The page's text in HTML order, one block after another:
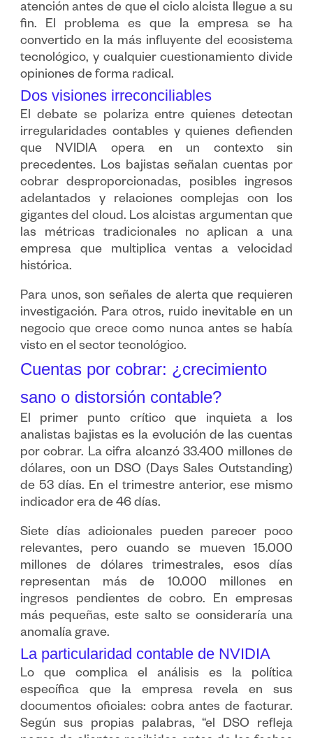
atención antes de que el ciclo alcista llegue a su
fin. El problema es que la empresa se ha
convertido en la más influyente del ecosistema
tecnológico, y cualquier cuestionamiento divide
opiniones de forma radical.
Dos visiones irreconciliables
El debate se polariza entre quienes detectan
irregularidades contables y quienes defienden
que NVIDIA opera en un contexto sin
precedentes. Los bajistas señalan cuentas por
cobrar desproporcionadas, posibles ingresos
adelantados y relaciones complejas con los
gigantes del cloud. Los alcistas argumentan que
las métricas tradicionales no aplican a una
empresa que multiplica ventas a velocidad
histórica.
Para unos, son señales de alerta que requieren
investigación. Para otros, ruido inevitable en un
negocio que crece como nunca antes se había
visto en el sector tecnológico.
Cuentas por cobrar: ¿crecimiento
sano o distorsión contable?
El primer punto crítico que inquieta a los
analistas bajistas es la evolución de las cuentas
por cobrar. La cifra alcanzó 33.400 millones de
dólares, con un DSO (Days Sales Outstanding)
de 53 días. En el trimestre anterior, ese mismo
indicador era de 46 días.
Siete días adicionales pueden parecer poco
relevantes, pero cuando se mueven 15.000
millones de dólares trimestrales, esos días
representan más de 10.000 millones en
ingresos pendientes de cobro. En empresas
más pequeñas, este salto se consideraría una
anomalía grave.
La particularidad contable de NVIDIA
Lo que complica el análisis es la política
específica que la empresa revela en sus
documentos oficiales: cobra antes de facturar.
Según sus propias palabras, “el DSO refleja